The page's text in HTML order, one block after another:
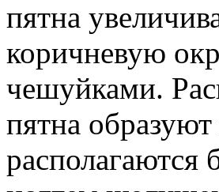
пятна
коричневую
чешуйками.
пятна
располагаются